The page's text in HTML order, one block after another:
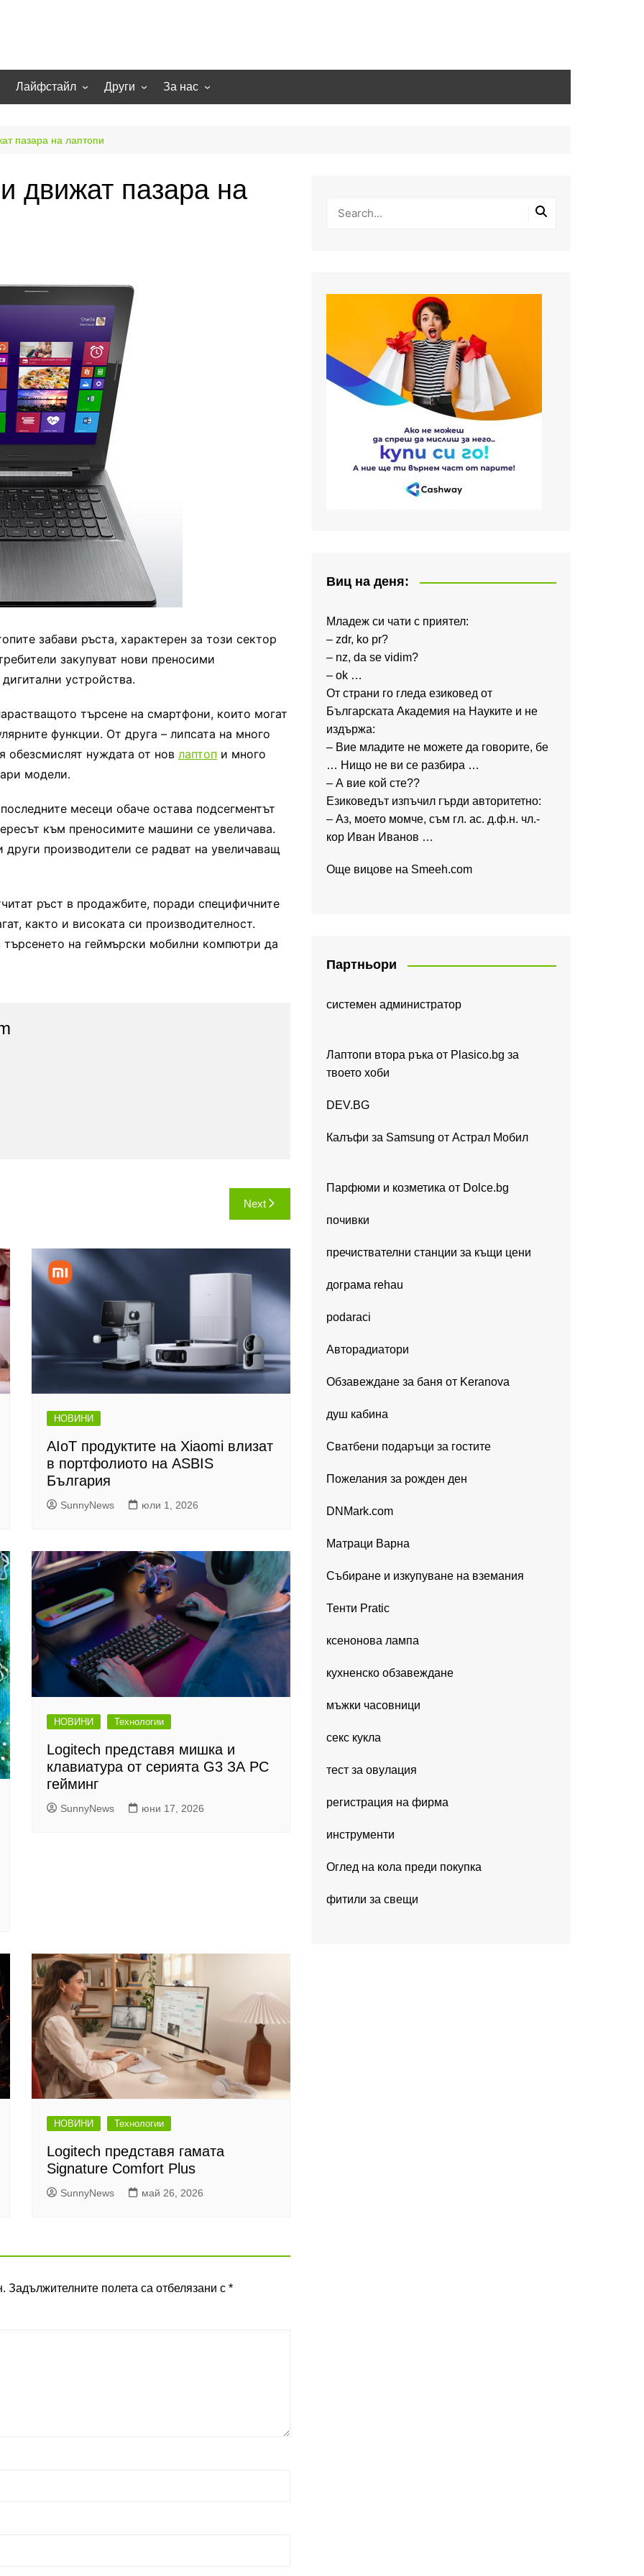
Лайфстайл
Игри
Осветление
Други
Помощна информация
За нас
пазара на лаптопи
движат пазара на
забави ръста, характерен за този сектор
закупуват нови преносими
устройства.
търсене на смартфони, които могат
функции. От друга – липсата на много
обезсмислят нуждата от нов лаптоп и много
модели.
месеци обаче остава подсегментът
към преносимите машини се увеличава.
производители се радват на увеличаващ
ръст в продажбите, поради специфичните
както и високата си производителност.
търсенето на геймърски мобилни компютри да
Next
НОВИНИ
AIoT продуктите на Xiaomi влизат
в портфолиото на ASBIS
България
SunnyNews юли 1, 2026
НОВИНИ Технологии
Logitech представя мишка и
клавиатура от серията G3 ЗА PC
гейминг
SunnyNews юни 17, 2026
НОВИНИ Технологии
Logitech представя гамата
Signature Comfort Plus
SunnyNews май 26, 2026
Задължителните полета са отбелязани с *
Виц на деня:
Младеж си чати с приятел:
– zdr, ko pr?
– nz, da se vidim?
– ok …
От страни го гледа езиковед от
Българската Академия на Науките и не
издържа:
– Вие младите не можете да говорите, бе
… Нищо не ви се разбира …
– А вие кой сте??
Езиковедът изпъчил гърди авторитетно:
– Аз, моето момче, съм гл. ас. д.ф.н. чл.-
кор Иван Иванов …
Още вицове на Smeeh.com
Партньори
системен администратор
Лаптопи втора ръка от Plasico.bg за
твоето хоби
DEV.BG
Калъфи за Samsung от Астрал Мобил
Парфюми и козметика от Dolce.bg
почивки
пречиствателни станции за къщи цени
дограма rehau
podaraci
Авторадиатори
Обзавеждане за баня от Keranova
душ кабина
Сватбени подаръци за гостите
Пожелания за рожден ден
DNMark.com
Матраци Варна
Събиране и изкупуване на вземания
Тенти Pratic
ксенонова лампа
кухненско обзавеждане
мъжки часовници
секс кукла
тест за овулация
регистрация на фирма
инструменти
Оглед на кола преди покупка
фитили за свещи